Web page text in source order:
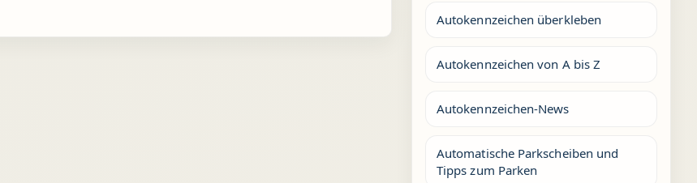
Autokennzeichen überkleben
Autokennzeichen von A bis Z
Autokennzeichen-News
Automatische Parkscheiben und
Tipps zum Parken